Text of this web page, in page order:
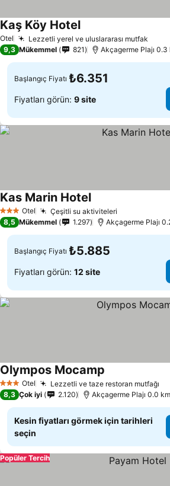
Otel Lezzetli yerel ve uluslararası mutfak
Kaş Köy Hotel
9,3 Mükemmel 821 Akçagerme Plajı 0.3
Başlangıç Fiyatı ₺6.351
Fiyatları görün: 9 site
3 YıldızOtel Çeşitli su aktiviteleri
Kas Marin Hotel
8,5 Mükemmel 1.297 Akçagerme Plajı
Başlangıç Fiyatı ₺5.885
Fiyatları görün: 12 site
3 YıldızOtel Lezzetli ve taze restoran mutfağı
Olympos Mocamp
8,3 Çok iyi 2.120 Akçagerme Plajı 0.0
Kesin fiyatları görmek için tarihleri
seçin
Popüler Tercih